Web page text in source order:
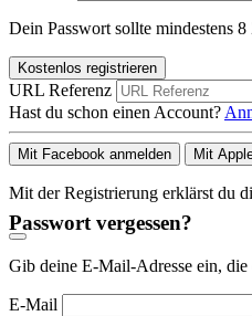
Dein Passwort sollte mindestens
Kostenlos registrieren
URL Referenz
Hast du schon einen Account?
Mit Facebook anmelden Mit
Mit der Registrierung erklärst du
Passwort vergessen?
Gib deine E-Mail-Adresse ein,
E-Mail